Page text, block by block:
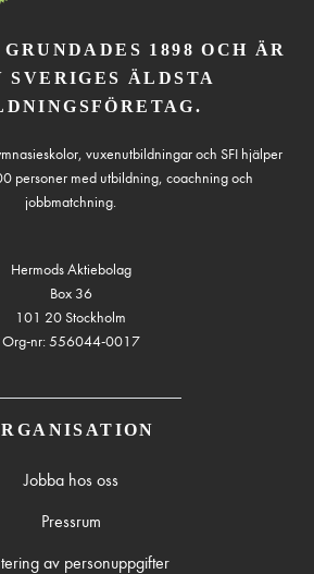
1898 OCH ÄR
SVERIGES ÄLDSTA
vuxenutbildningar och SFI hjälper
personer med utbildning, coachning och
jobbmatchning.
Hermods Aktiebolag
Box 36
101 20 Stockholm
Org-nr: 556044-0017
Jobba hos oss
Pressrum
av personuppgifter